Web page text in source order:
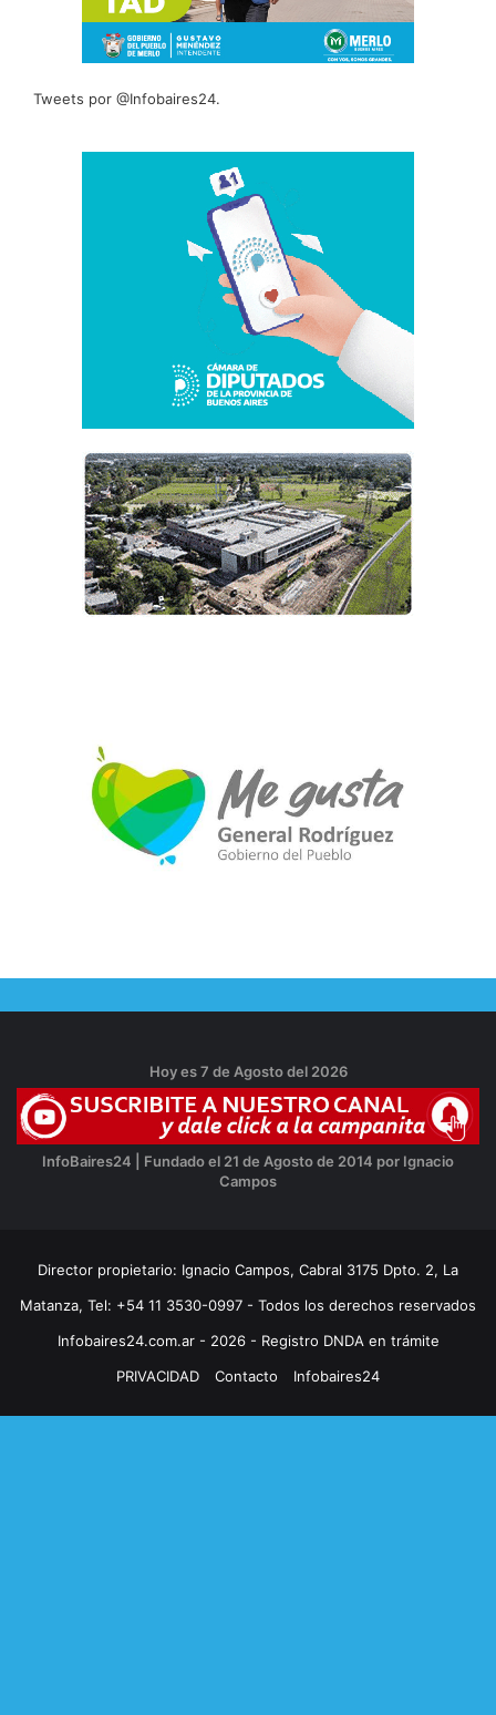
Tweets por @Infobaires24.
Hoy es 7 de Agosto del 2026
InfoBaires24 | Fundado el 21 de Agosto de 2014 por Ignacio
Campos
Director propietario: Ignacio Campos, Cabral 3175 Dpto. 2, La
Matanza, Tel: +54 11 3530-0997 - Todos los derechos reservados
Infobaires24.com.ar - 2026 - Registro DNDA en trámite
PRIVACIDAD
Contacto Infobaires24